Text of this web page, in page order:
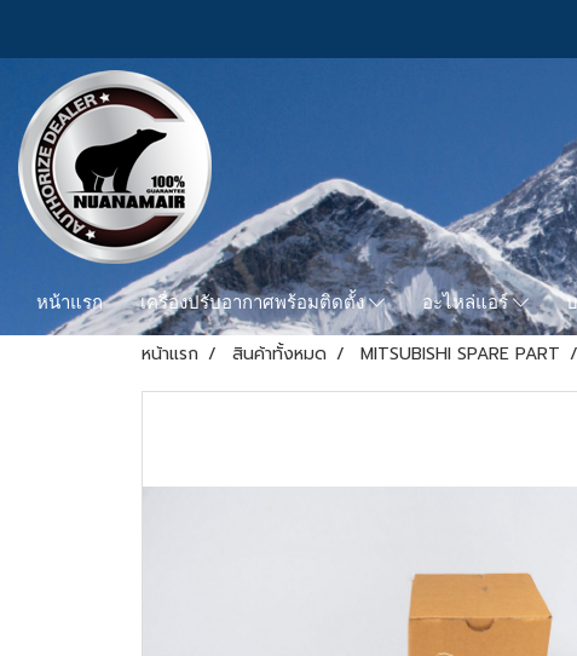
หน้าแรก เครื่องปรับอากาศพร้อมติดตั้ง อะไหล่แอร์
หน้าแรก สินค้าทั้งหมด MITSUBISHI SPARE PART